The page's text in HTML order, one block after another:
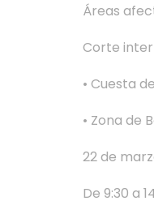
Áreas
Corte
• Cuesta
• Zona de
22 de
De 9:30 a